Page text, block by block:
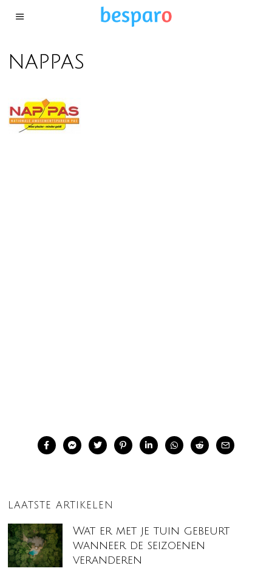
nappas
LAATSTE ARTIKELEN
Wat er met je tuin gebeurt
wanneer de seizoenen
veranderen